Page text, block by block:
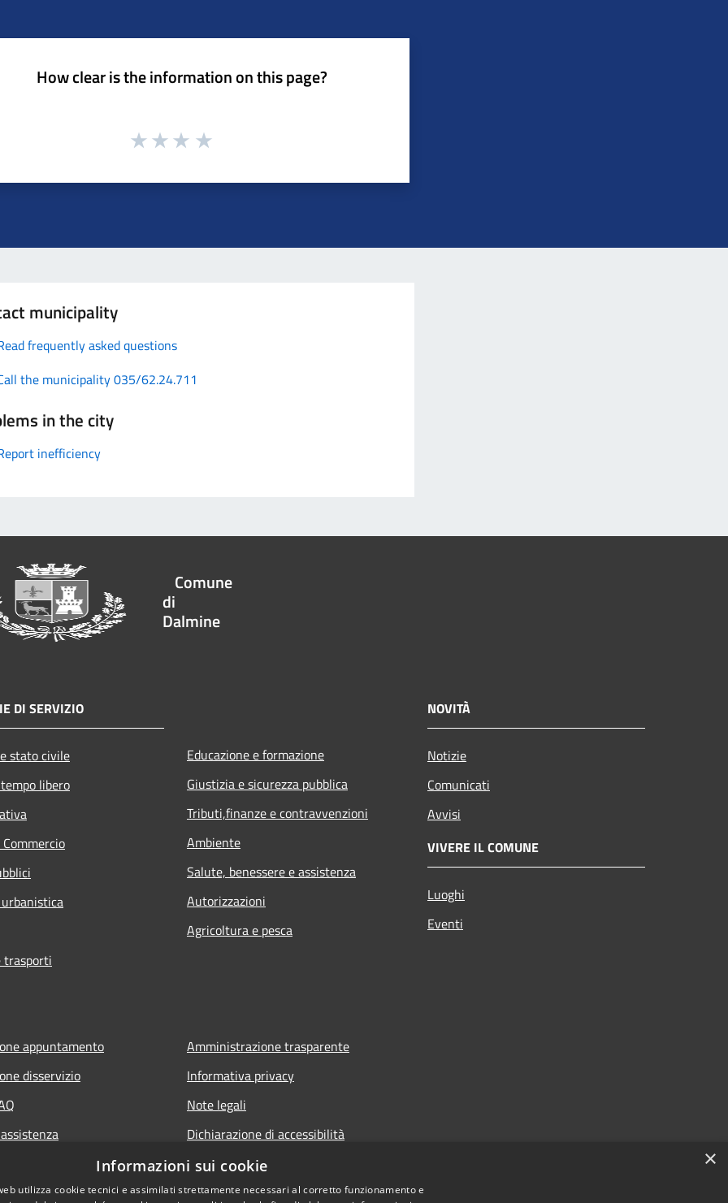
How clear is the information on this page?
municipality
frequently asked questions
the municipality 035/62.24.711
in the city
inefficiency
Comune
di
Dalmine
DI SERVIZIO
stato civile
libero
trasporti
Educazione e formazione
Giustizia e sicurezza pubblica
Tributi,finanze e contravvenzioni
Ambiente
Salute, benessere e assistenza
Autorizzazioni
Agricoltura e pesca
NOVITÀ
Notizie
Comunicati
Avvisi
VIVERE IL COMUNE
Luoghi
Eventi
appuntamento
disservizio
Amministrazione trasparente
Informativa privacy
Note legali
Dichiarazione di accessibilità
Piano di miglioramento del sito
×
Informazioni sui cookie
utilizza cookie tecnici e assimilati strettamente necessari al corretto funzionamento e